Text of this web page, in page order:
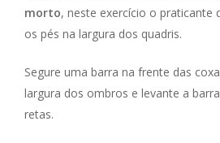
morto, neste exercício o praticante
os pés na largura dos quadris.
Segure uma barra na frente das
largura dos ombros e levante a
retas.